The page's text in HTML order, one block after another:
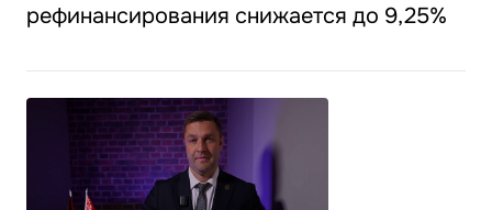
рефинансирования снижается до 9,25%